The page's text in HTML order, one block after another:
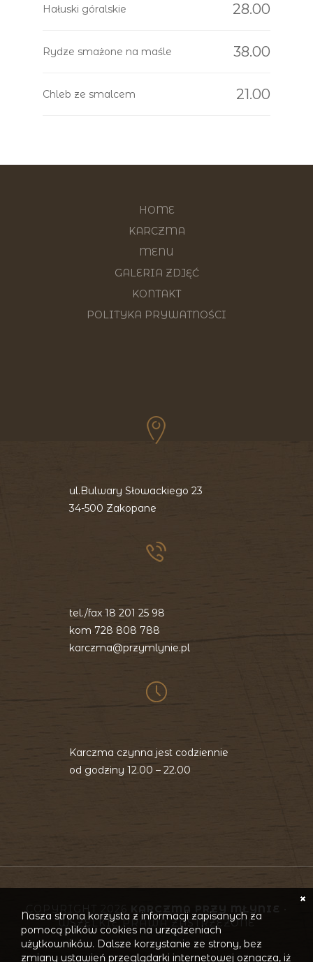
Hałuski góralskie 28.00
Rydze smażone na maśle 38.00
Chleb ze smalcem 21.00
HOME
KARCZMA
MENU
GALERIA ZDJĘĆ
KONTAKT
POLITYKA PRYWATNOŚCI
ul.Bulwary Słowackiego 23
34-500 Zakopane
tel./fax 18 201 25 98
kom 728 808 788
karczma@przymlynie.pl
Karczma czynna jest codziennie
od godziny 12.00 – 22.00
COPYRIGHT 2026 KARCZMA PRZY MŁYNIE
WSZELKIE PRAWA ZASTRZEŻONE
Nasza strona korzysta z informacji zapisanych za
pomocą plików cookies na urządzeniach
użytkowników. Dalsze korzystanie ze strony, bez
zmiany ustawień przeglądarki internetowej oznacza, iż